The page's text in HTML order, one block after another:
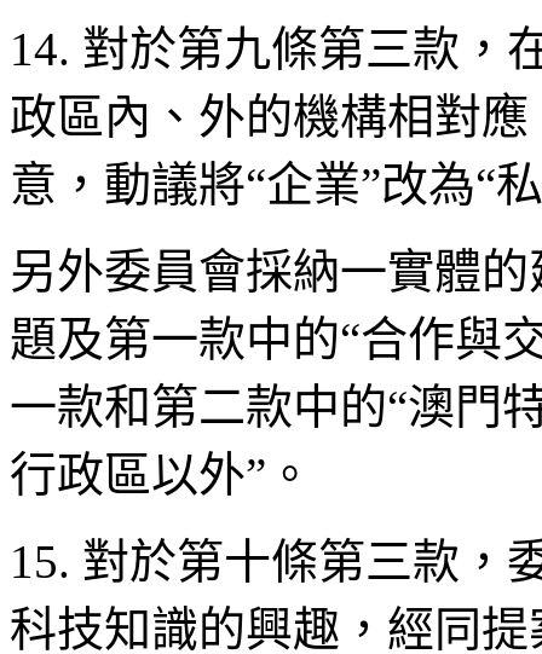
14. 對於第九條第三款，
政區內、外的機構相對
意，動議將“企業”改為“
另外委員會採納一實體
題及第一款中的“合作與
一款和第二款中的“澳門
行政區以外”。
15. 對於第十條第三款，
科技知識的興趣，經同